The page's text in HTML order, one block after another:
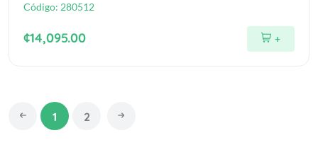
Código: 280512
¢14,095.00 +
1 2